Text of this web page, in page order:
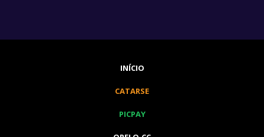
INÍCIO
CATARSE
PICPAY